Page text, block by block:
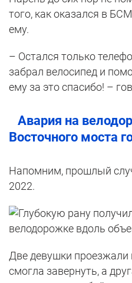
того, как оказался в
ему.
– Остался только
забрал велосипед и
ему за это спасибо! –
Авария на
Восточного моста
Напомним, прошлый
2022.
Две девушки проезжали
смогла завернуть, а